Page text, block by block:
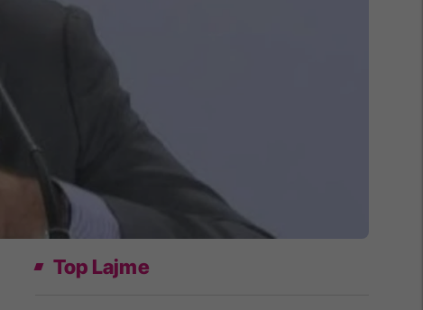
Top Lajme